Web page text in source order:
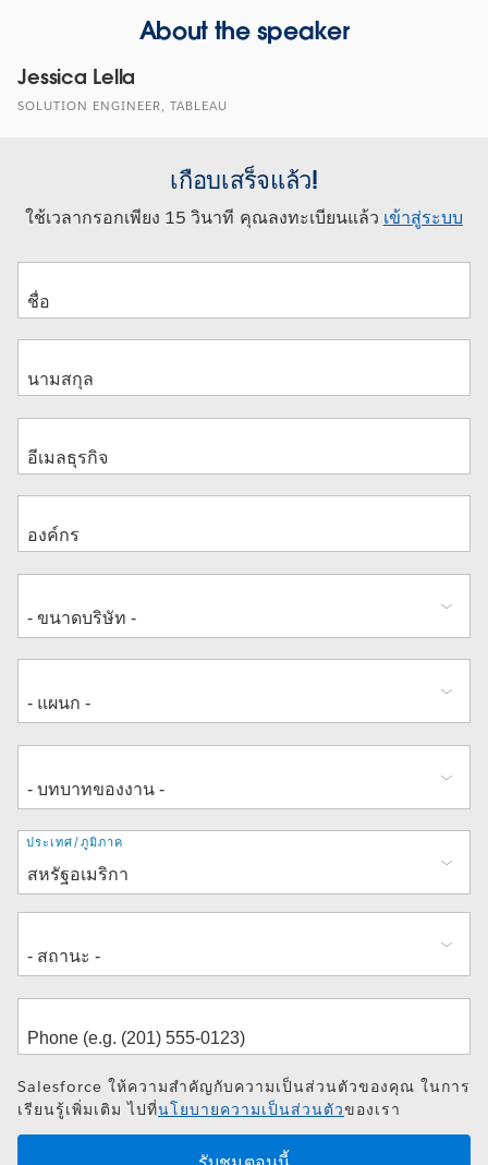
About the speaker
Jessica Lella
SOLUTION ENGINEER, TABLEAU
เกือบเสร็จแล้ว!
ใช้เวลากรอกเพียง 15 วินาที คุณลงทะเบียนแล้ว เข้าสู่ระบบ
ที่
อยู่
ประเทศ/ภูมิภาค
Salesforce ให้ความสำคัญกับความเป็นส่วนตัวของคุณ ในการ
เรียนรู้เพิ่มเติม ไปที่นโยบายความเป็นส่วนตัวของเรา